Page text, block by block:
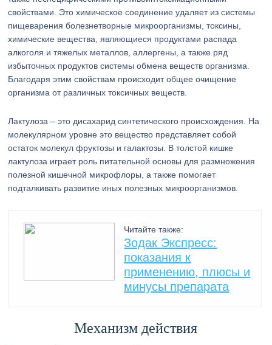
свойствами. Это химическое соединение удаляет из системы
пищеварения болезнетворные микроорганизмы, токсины,
химические вещества, являющиеся продуктами распада
алкоголя и тяжелых металлов, аллергены, а также ряд
избыточных продуктов системы обмена веществ организма.
Благодаря этим свойствам происходит общее очищение
организма от различных токсичных веществ.
Лактулоза – это дисахарид синтетического происхождения. На
молекулярном уровне это вещество представляет собой
остаток молекул фруктозы и галактозы. В толстой кишке
лактулоза играет роль питательной основы для размножения
полезной кишечной микрофлоры, а также помогает
подталкивать развитие иных полезных микроорганизмов.
Читайте также:
Зодак Экспресс:
показания к
применению, плюсы и
минусы препарата
Механизм действия